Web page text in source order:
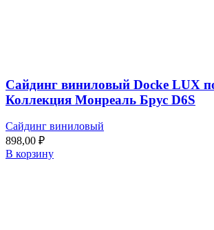
Сайдинг виниловый Docke LUX
Коллекция Монреаль Брус D6S
Сайдинг виниловый
898,00 ₽
В корзину